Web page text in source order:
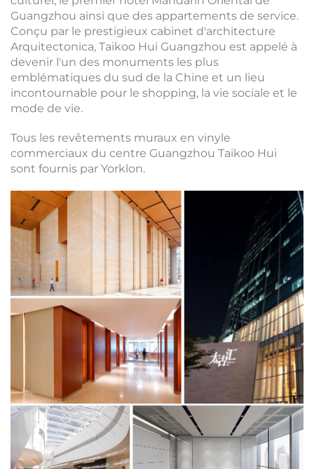
Guangzhou ainsi que des appartements de service.
Conçu par le prestigieux cabinet d'architecture
Arquitectonica, Taikoo Hui Guangzhou est appelé à
devenir l'un des monuments les plus
emblématiques du sud de la Chine et un lieu
incontournable pour le shopping, la vie sociale et le
mode de vie.
Tous les revêtements muraux en vinyle
commerciaux du centre Guangzhou Taikoo Hui
sont fournis par Yorklon.